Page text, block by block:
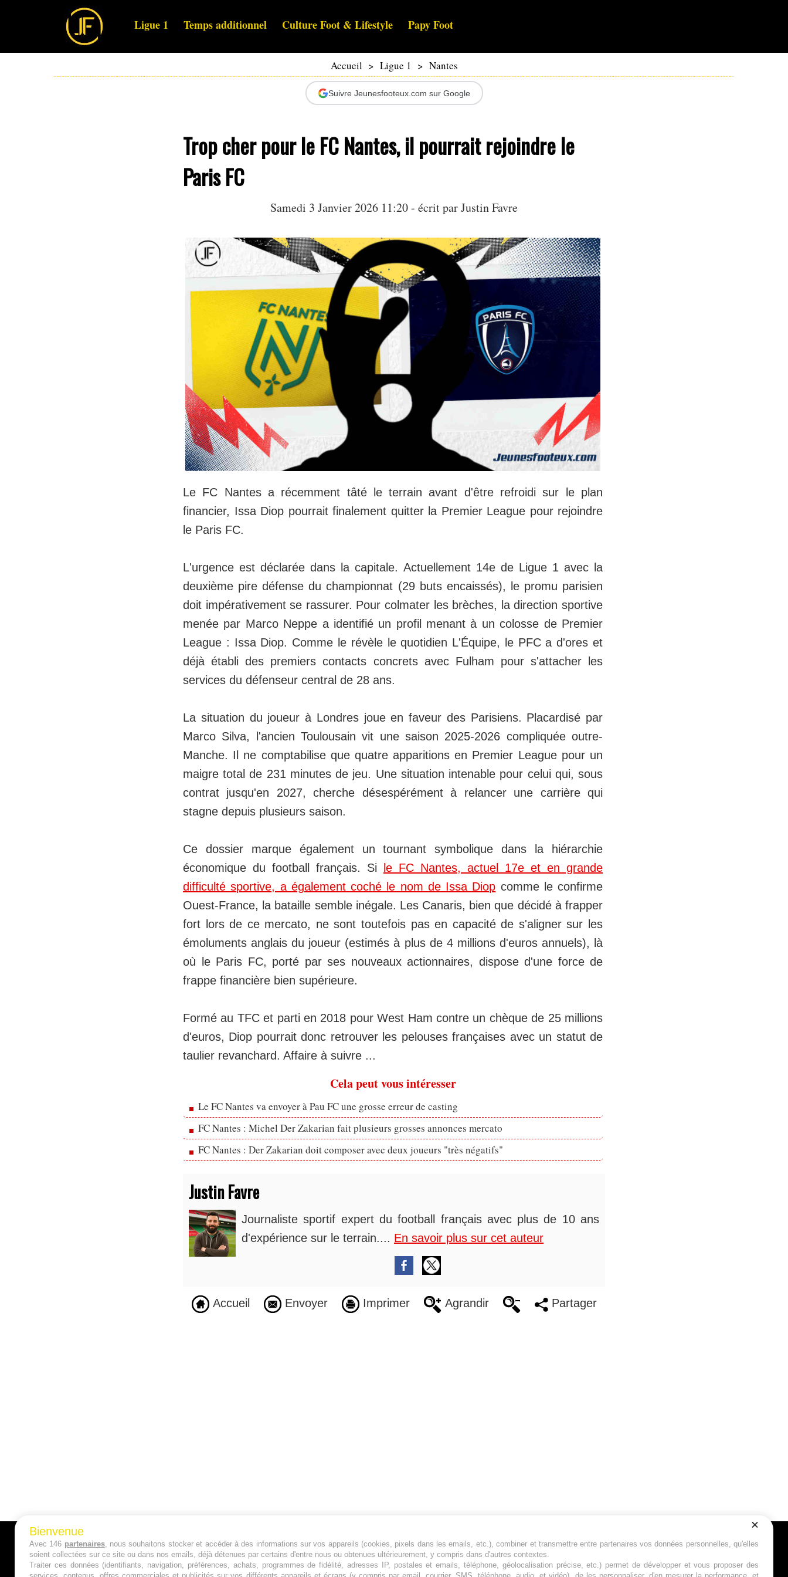
Ligue 1 Temps additionnel Culture Foot & Lifestyle Papy Foot
Accueil > Ligue 1 > Nantes
Suivre Jeunesfooteux.com sur Google
Trop cher pour le FC Nantes, il pourrait rejoindre le
Paris FC
Samedi 3 Janvier 2026 11:20 - écrit parJustin Favre
Le FC Nantes a récemment tâté le terrain avant d'être refroidi sur le plan
financier, Issa Diop pourrait finalement quitter la Premier League pour rejoindre
le Paris FC.
L'urgence est déclarée dans la capitale. Actuellement 14e de Ligue 1 avec la
deuxième pire défense du championnat (29 buts encaissés), le promu parisien
doit impérativement se rassurer. Pour colmater les brèches, la direction sportive
menée par Marco Neppe a identifié un profil menant à un colosse de Premier
League : Issa Diop. Comme le révèle le quotidien L'Équipe, le PFC a d'ores et
déjà établi des premiers contacts concrets avec Fulham pour s'attacher les
services du défenseur central de 28 ans.
La situation du joueur à Londres joue en faveur des Parisiens. Placardisé par
Marco Silva, l'ancien Toulousain vit une saison 2025-2026 compliquée outre-
Manche. Il ne comptabilise que quatre apparitions en Premier League pour un
maigre total de 231 minutes de jeu. Une situation intenable pour celui qui, sous
contrat jusqu'en 2027, cherche désespérément à relancer une carrière qui
stagne depuis plusieurs saison.
Ce dossier marque également un tournant symbolique dans la hiérarchie
économique du football français. Si
le FC Nantes, actuel 17e et en grande
difficulté sportive, a également coché le nom de Issa Diop comme le confirme
Ouest-France, la bataille semble inégale. Les Canaris, bien que décidé à frapper
fort lors de ce mercato, ne sont toutefois pas en capacité de s'aligner sur les
émoluments anglais du joueur (estimés à plus de 4 millions d'euros annuels), là
où le Paris FC, porté par ses nouveaux actionnaires, dispose d'une force de
frappe financière bien supérieure.
Formé au TFC et parti en 2018 pour West Ham contre un chèque de 25 millions
d'euros, Diop pourrait donc retrouver les pelouses françaises avec un statut de
taulier revanchard. Affaire à suivre ...
Cela peut vous intéresser
Le FC Nantes va envoyer à Pau FC une grosse erreur de casting
FC Nantes : Michel Der Zakarian fait plusieurs grosses annonces mercato
FC Nantes : Der Zakarian doit composer avec deux joueurs "très négatifs"
Justin Favre
Journaliste sportif expert du football français avec plus de 10 ans
d'expérience sur le terrain.... En savoir plus sur cet auteur
Accueil Envoyer Imprimer Agrandir Partager
A PROPOS
Qui sommes nous ?
Jeunesfooteux est un média sportif qui traite
principalement de l'actualité de la Ligue 1 et
Suivez-nous
Bienvenue
Avec 146 partenaires, nous souhaitons stocker et accéder à des informations sur vos appareils (cookies, pixels dans les emails, etc.), combiner et transmettre entre partenaires vos données personnelles, qu'elles
soient collectées sur ce site ou dans nos emails, déjà détenues par certains d'entre nous ou obtenues ultérieurement, y compris dans d'autres contextes.
Traiter ces données (identifiants, navigation, préférences, achats, programmes de fidélité, adresses IP, postales et emails, téléphone, géolocalisation précise, etc.) permet de développer et vous proposer des